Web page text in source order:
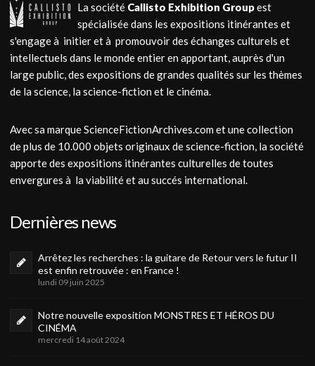
La société Callisto Exhibition Groupest
spécialisée dans les expositions itinérantes et
s'engage à initier et à promouvoir des échanges culturels et
intellectuels dans le monde entier en apportant, auprès d'un
large public, des expositions de grandes qualités sur les thèmes
de la science, la science-fiction et le cinéma.
Avec sa marque ScienceFictionArchives.com et une collection
de plus de 10.000 objets originaux de science-fiction, la société
apporte des expositions itinérantes culturelles de toutes
envergures à la viabilité et au succés international.
Dernières news
Arrêtez les recherches : la guitare de Retour vers le futur II
est enfin retrouvée : en France !
lundi 09 juin 2025
Notre nouvelle exposition MONSTRES ET HÉROS DU
CINÉMA
mercredi 14 août 2024